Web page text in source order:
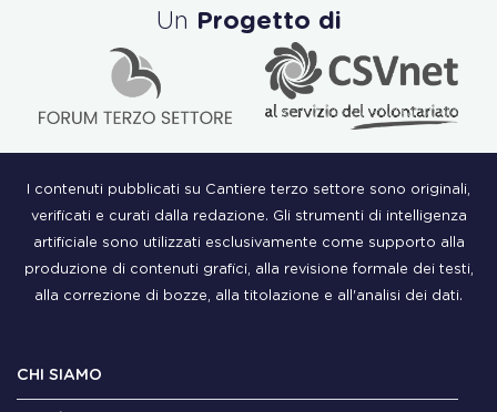
Un Progetto di
I contenuti pubblicati su Cantiere terzo settore sono originali,
verificati e curati dalla redazione. Gli strumenti di intelligenza
artificiale sono utilizzati esclusivamente come supporto alla
produzione di contenuti grafici, alla revisione formale dei testi,
alla correzione di bozze, alla titolazione e all'analisi dei dati.
CHI SIAMO